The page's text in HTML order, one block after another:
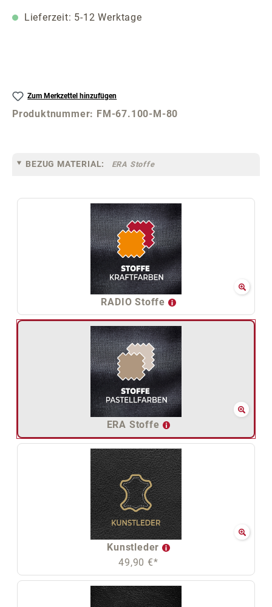
Lieferzeit: 5-12 Werktage
Zum Merkzettel hinzufügen
Produktnummer: FM-67.100-M-80
BEZUG MATERIAL: ERA Stoffe
RADIO Stoffe
ERA Stoffe
Kunstleder
49,90 €*